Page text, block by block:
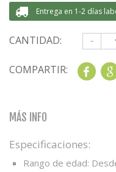
Entrega en 1-2 días
CANTIDAD: -
COMPARTIR:
MÁS INFO
Especificaciones:
Rango de edad: